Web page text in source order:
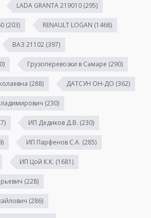
LADA GRANTA 219010 (295)
(203) RENAULT LOGAN (1468)
ВАЗ 21102 (397)
Грузоперевозки в Самаре (290)
(288) ДАТСУН ОН-ДО (362)
(230)
ИП Дедиков Д.В. (230)
ИП Парфенов С.А. (285)
ИП Цой К.К. (1681)
(228)
(286)